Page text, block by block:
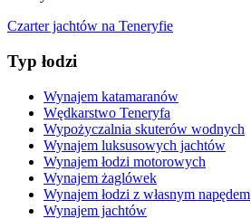
Czarter jachtów na Teneryfie
Typ łodzi
Wynajem katamaranów
Wędkarstwo Teneryfa
Wypożyczalnia skuterów wodnych
Wynajem luksusowych jachtów
Wynajem łodzi motorowych
Wynajem żaglówek
Wynajem łodzi z własnym napędem
Wynajem jachtów